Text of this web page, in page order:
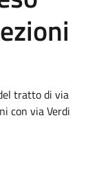
tratto di via
con via Verdi